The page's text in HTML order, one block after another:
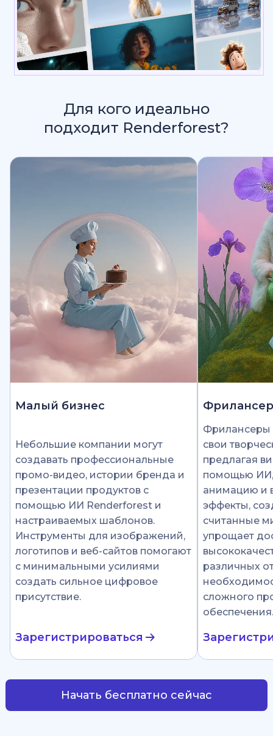
Для кого идеально
подходит Renderforest?
Малый бизнес
Небольшие компании могут
создавать профессиональные
промо-видео, истории бренда и
презентации продуктов с
помощью ИИ Renderforest и
настраиваемых шаблонов.
Инструменты для изображений,
логотипов и веб-сайтов помогают
с минимальными усилиями
создать сильное цифровое
присутствие.
Зарегистрироваться
Фрилансеры
свои
предлагая
помощью
анимацию и
эффекты,
считанные
упрощает
различных
сложного
обеспечения.
Начать бесплатно сейчас